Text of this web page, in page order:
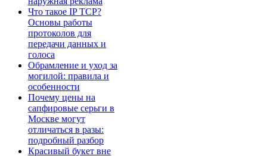
Что такое IP TCP?
Основы работы
протоколов для
передачи данных и
голоса
Обрамление и уход за
могилой: правила и
особенности
Почему цены на
сапфировые серьги в
Москве могут
отличаться в разы:
подробный разбор
Красивый букет вне